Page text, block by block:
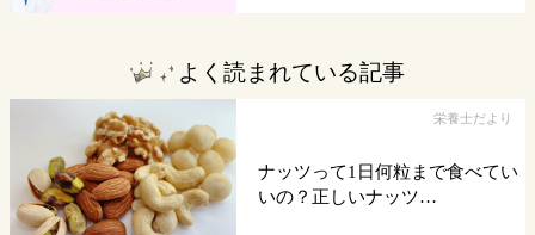
よく読まれている記事
栄養士だより
ナッツって1日何粒まで食べてい
いの？正しいナッツ…